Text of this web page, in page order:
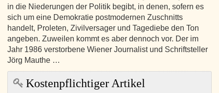
in die Niederungen der Politik begibt, in denen, sofern es
sich um eine Demokratie postmodernen Zuschnitts
handelt, Proleten, Zivilversager und Tagediebe den Ton
angeben. Zuweilen kommt es aber dennoch vor. Der im
Jahr 1986 verstorbene Wiener Journalist und Schriftsteller
Jörg Mauthe …
Kostenpflichtiger Artikel